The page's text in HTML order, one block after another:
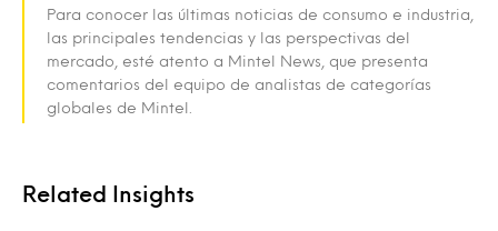
Para conocer las últimas noticias de consumo e industria,
las principales tendencias y las perspectivas del
mercado, esté atento a Mintel News, que presenta
comentarios del equipo de analistas de categorías
globales de Mintel.
Related Insights